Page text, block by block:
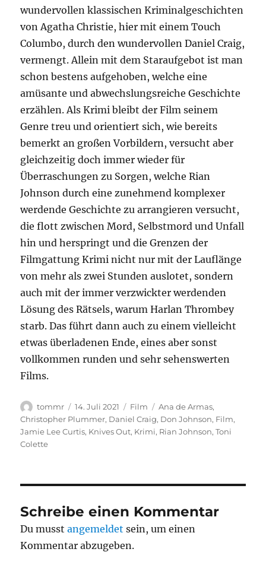
wundervollen klassischen Kriminalgeschichten
von Agatha Christie, hier mit einem Touch
Columbo, durch den wundervollen Daniel Craig,
vermengt. Allein mit dem Staraufgebot ist man
schon bestens aufgehoben, welche eine
amüsante und abwechslungsreiche Geschichte
erzählen. Als Krimi bleibt der Film seinem
Genre treu und orientiert sich, wie bereits
bemerkt an großen Vorbildern, versucht aber
gleichzeitig doch immer wieder für
Überraschungen zu Sorgen, welche Rian
Johnson durch eine zunehmend komplexer
werdende Geschichte zu arrangieren versucht,
die flott zwischen Mord, Selbstmord und Unfall
hin und herspringt und die Grenzen der
Filmgattung Krimi nicht nur mit der Lauflänge
von mehr als zwei Stunden auslotet, sondern
auch mit der immer verzwickter werdenden
Lösung des Rätsels, warum Harlan Thrombey
starb. Das führt dann auch zu einem vielleicht
etwas überladenen Ende, eines aber sonst
vollkommen runden und sehr sehenswerten
Films.
Autor
tommr
Veröffentlicht
am
14. Juli 2021 Kategorien
Film Schlagwörter
Ana de Armas,
Christopher Plummer, Daniel Craig, Don Johnson, Film,
Jamie Lee Curtis, Knives Out, Krimi, Rian Johnson,Toni
Colette
Schreibe einen Kommentar
Du musstangemeldet sein, um einen
Kommentar abzugeben.